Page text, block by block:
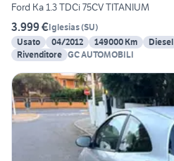
Ford Ka 1.3 TDCi 75CV TITANIUM
3.999 €Iglesias(SU)
Usato
04/2012 149000 Km Diesel
Rivenditore GC AUTOMOBILI